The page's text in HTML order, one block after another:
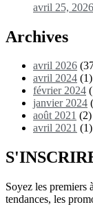
avril 25, 2026
Archives
avril 2026
avril 2024 (1)
février 2024
janvier 2024
août 2021 (2)
avril 2021 (1)
Soyez les premiers
tendances, les